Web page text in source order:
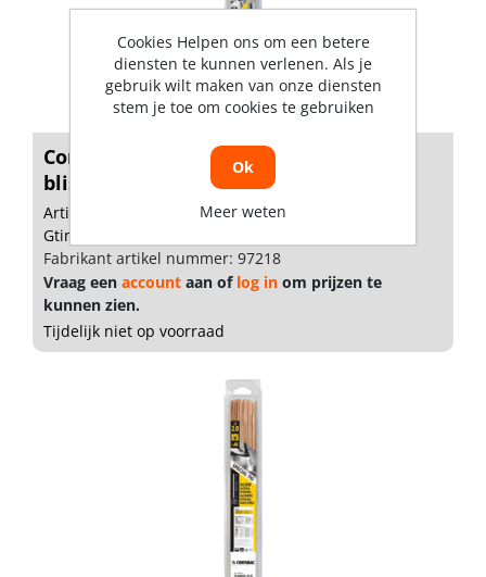
Contimac Laselektroden staal 4.0mm
blist...
Artikelnummer: 1527009
Gtin: 8024499115429
Fabrikant artikel nummer: 97218
Vraag een account aan of log in om prijzen te
kunnen zien.
Tijdelijk niet op voorraad
Cookies Helpen ons om een betere
diensten te kunnen verlenen. Als je
gebruik wilt maken van onze diensten
stem je toe om cookies te gebruiken
Ok
Meer weten